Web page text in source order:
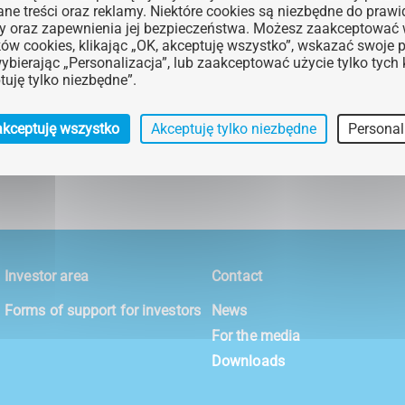
access to transport connections and its talent pool.The director
pleasure of appearing as a speaker on the panel
Technologies”.Thank you for the inspiring conversations!
Investor area
Forms of support for investors
Contact
News
For the media
Downloads
treści oraz reklamy. Niektóre cookies są niezbędne do
oraz zapewnienia jej bezpieczeństwa. Możesz zaakceptować
cookies, klikając „OK, akceptuję wszystko”, wskazać swoje
„Personalizacja”, lub zaakceptować użycie tylko tych
tylko niezbędne”.
wszystko Akceptuję tylko niezbędne